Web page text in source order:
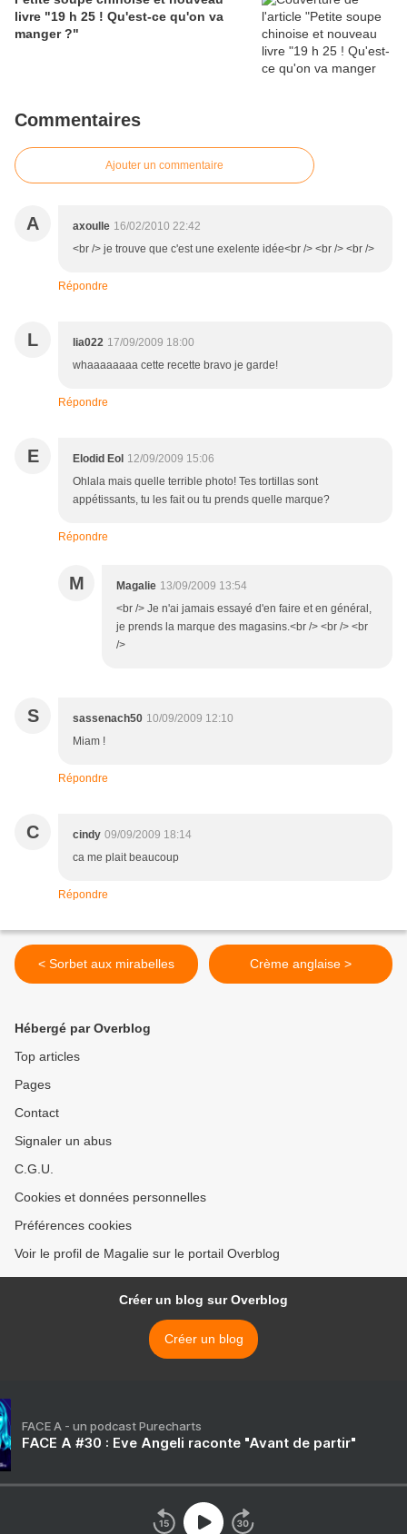
livre "19 h 25 ! Qu'est-ce qu'on va
manger ?"
Commentaires
Ajouter un commentaire
A axoulle 16/02/2010 22:42
<br /> je trouve que c'est une exelente idée<br /> <br /> <br />
Répondre
L lia022 17/09/2009 18:00
whaaaaaaaa cette recette bravo je garde!
Répondre
E Elodid Eol 12/09/2009 15:06
Ohlala mais quelle terrible photo! Tes tortillas sont
appétissants, tu les fait ou tu prends quelle marque?
Répondre
M Magalie 13/09/2009 13:54
<br /> Je n'ai jamais essayé d'en faire et en général,
je prends la marque des magasins.<br /> <br /> <br
/>
S sassenach50 10/09/2009 12:10
Miam !
Répondre
C cindy 09/09/2009 18:14
ca me plait beaucoup
Répondre
< Sorbet aux mirabelles Crème anglaise >
Hébergé par Overblog
Top articles
Pages
Contact
Signaler un abus
C.G.U.
Cookies et données personnelles
Préférences cookies
Voir le profil de Magalie sur le portail Overblog
Créer un blog sur Overblog
Créer un blog
FACE A - un podcast Purecharts
FACE A #30 : Eve Angeli raconte "Avant de partir"